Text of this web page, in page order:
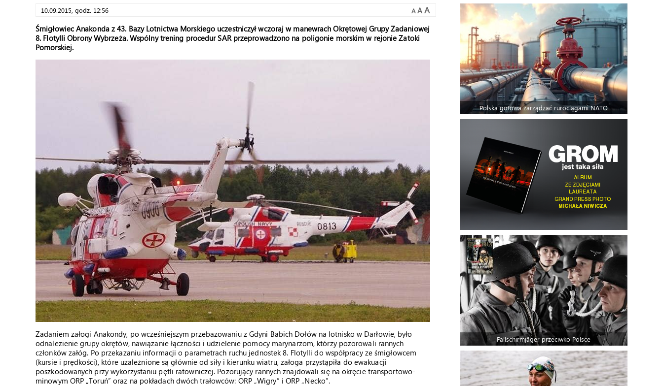
10.09.2015, godz. 12:56 A A A
Śmigłowiec Anakonda z 43. Bazy Lotnictwa Morskiego uczestniczył wczoraj w manewrach Okrętowej Grupy Zadaniowej
8. Flotylli Obrony Wybrzeża. Wspólny trening procedur SAR przeprowadzono na poligonie morskim w rejonie Zatoki
Pomorskiej.
Zadaniem załogi Anakondy, po wcześniejszym przebazowaniu z Gdyni Babich Dołów na lotnisko w Darłowie, było
odnalezienie grupy okrętów, nawiązanie łączności i udzielenie pomocy marynarzom, którzy pozorowali rannych
członków załóg. Po przekazaniu informacji o parametrach ruchu jednostek 8. Flotylli do współpracy ze śmigłowcem
(kursie i prędkości), które uzależnione są głównie od siły i kierunku wiatru, załoga przystąpiła do ewakuacji
poszkodowanych przy wykorzystaniu pętli ratowniczej. Pozorujący rannych znajdowali się na okręcie transportowo-
minowym ORP „Toruń” oraz na pokładach dwóch trałowców: ORP „Wigry” i ORP „Necko”.
Polska gotowa zarządzać rurociągami NATO
Fallschirmjäger przeciwko Polsce